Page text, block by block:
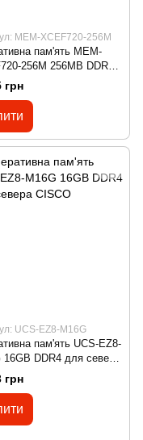
MEM-XCEF720-256M
пам'ять MEM-
256M 256MB DDR
CISCO
грн
UCS-EZ8-M16G
пам'ять UCS-EZ8-
16GB DDR4 для севера
грн